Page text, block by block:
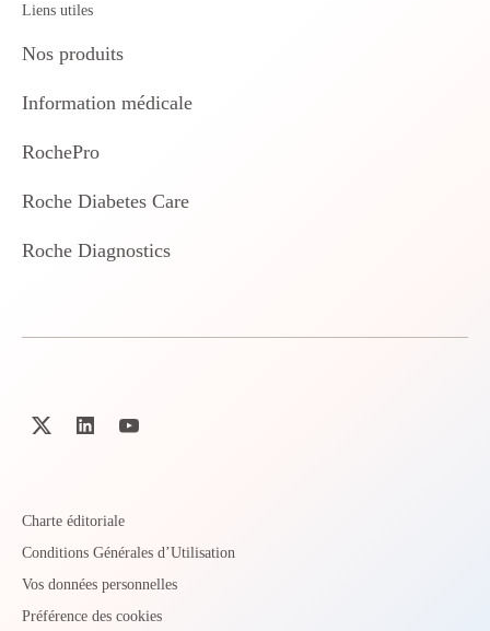
Liens utiles
Nos produits
Information médicale
RochePro
Roche Diabetes Care
Roche Diagnostics
Charte éditoriale
Conditions Générales d’Utilisation
Vos données personnelles
Préférence des cookies